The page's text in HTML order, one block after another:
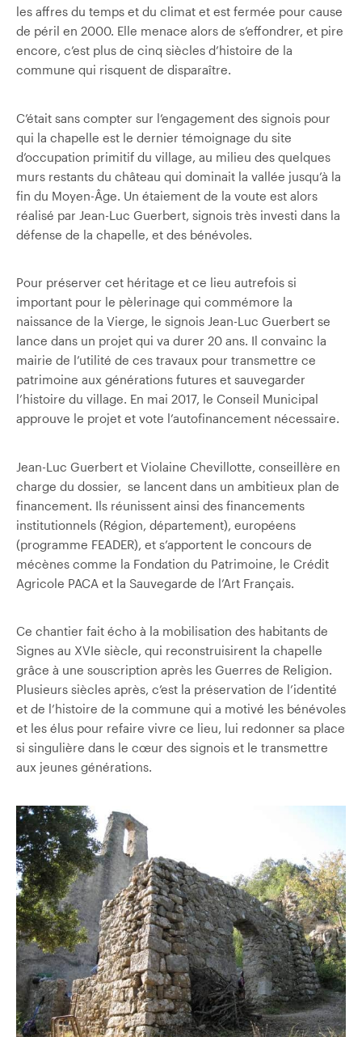
les affres du temps et du climat et est fermée pour cause
de péril en 2000. Elle menace alors de s’effondrer, et pire
encore, c’est plus de cinq siècles d’histoire de la
commune qui risquent de disparaître.
C’était sans compter sur l’engagement des signois pour
qui la chapelle est le dernier témoignage du site
d’occupation primitif du village, au milieu des quelques
murs restants du château qui dominait la vallée jusqu’à la
fin du Moyen-Âge. Un étaiement de la voute est alors
réalisé par Jean-Luc Guerbert, signois très investi dans la
défense de la chapelle, et des bénévoles.
Pour préserver cet héritage et ce lieu autrefois si
important pour le pèlerinage qui commémore la
naissance de la Vierge, le signois Jean-Luc Guerbert se
lance dans un projet qui va durer 20 ans. Il convainc la
mairie de l’utilité de ces travaux pour transmettre ce
patrimoine aux générations futures et sauvegarder
l’histoire du village. En mai 2017, le Conseil Municipal
approuve le projet et vote l’autofinancement nécessaire.
Jean-Luc Guerbert et Violaine Chevillotte, conseillère en
charge du dossier, se lancent dans un ambitieux plan de
financement. Ils réunissent ainsi des financements
institutionnels (Région, département), européens
(programme FEADER), et s’apportent le concours de
mécènes comme la Fondation du Patrimoine, le Crédit
Agricole PACA et la Sauvegarde de l’Art Français.
Ce chantier fait écho à la mobilisation des habitants de
Signes au XVIe siècle, qui reconstruisirent la chapelle
grâce à une souscription après les Guerres de Religion.
Plusieurs siècles après, c’est la préservation de l’identité
et de l’histoire de la commune qui a motivé les bénévoles
et les élus pour refaire vivre ce lieu, lui redonner sa place
si singulière dans le cœur des signois et le transmettre
aux jeunes générations.